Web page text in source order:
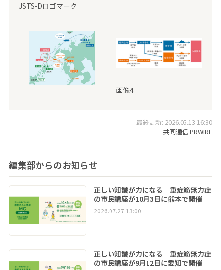
JSTS-Dロゴマーク
画像4
最終更新: 2026.05.13 16:30
共同通信 PRWIRE
編集部からのお知らせ
正しい知識が力になる 重症筋無力症
の市民講座が10月3日に熊本で開催
2026.07.27 13:00
正しい知識が力になる 重症筋無力症
の市民講座が9月12日に愛知で開催